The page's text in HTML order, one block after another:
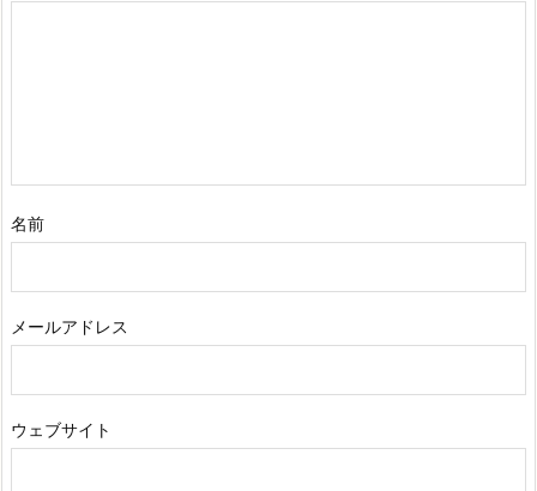
名前
メールアドレス
ウェブサイト